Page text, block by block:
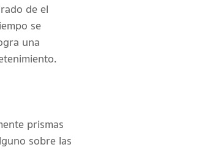
de el
se
una
prismas
sobre las